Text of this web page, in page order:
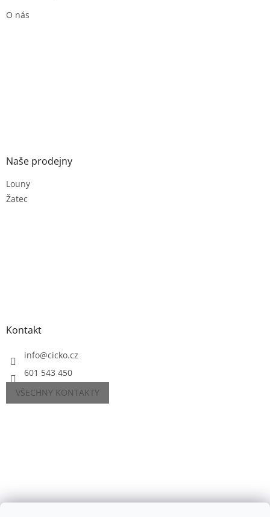
O nás
Naše prodejny
Louny
Žatec
Kontakt
info@cicko.cz
601 543 450
VŠECHNY KONTAKTY